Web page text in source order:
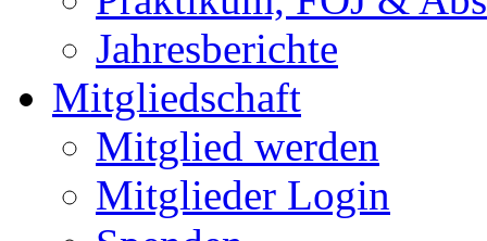
Jahresberichte
Mitgliedschaft
Mitglied werden
Mitglieder Login